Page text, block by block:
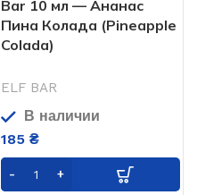
Bar 10 мл — Ананас
Пина Колада (Pineapple
Colada)
ELF BAR
В наличии
185 ₴